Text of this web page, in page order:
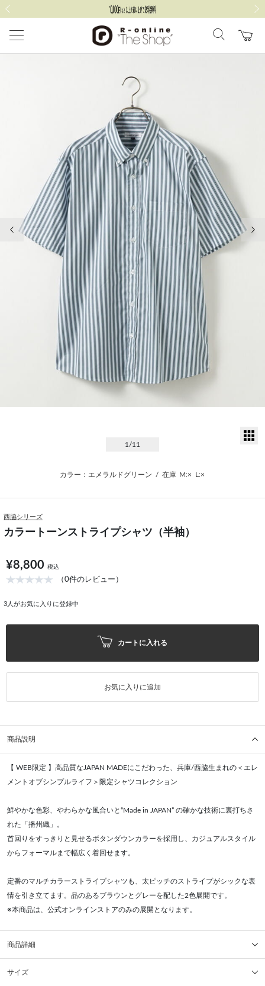
前の画像
1 /11
カラー：エメラルドグリーン / 在庫 M:× L:×
西脇シリーズ
カラートーンストライプシャツ（半袖）
¥8,800 税込
（0件のレビュー）
3 人がお気に入りに登録中
カートに入れる
お気に入りに追加
商品説明
【 WEB限定 】高品質なJAPAN MADEにこだわった、兵庫/西脇生まれの＜エレ
メントオブシンプルライフ＞限定シャツコレクション
鮮やかな色彩、やわらかな風合いと“Made in JAPAN” の確かな技術に裏打ちさ
れた「播州織」。
首回りをすっきりと見せるボタンダウンカラーを採用し、カジュアルスタイル
からフォーマルまで幅広く着回せます。
定番のマルチカラーストライプシャツも、太ピッチのストライプがシックな表
情を引き立てます。品のあるブラウンとグレーを配した2色展開です。
※本商品は、公式オンラインストアのみの展開となります。
商品詳細
サイズ